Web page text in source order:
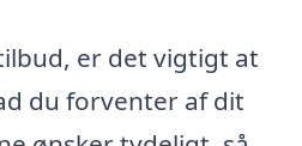
er det vigtigt at
du forventer af dit